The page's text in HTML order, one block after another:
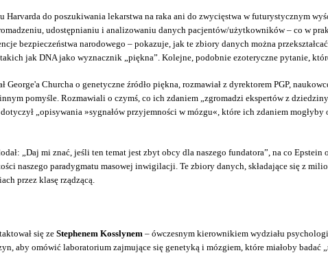
Harvarda do poszukiwania lekarstwa na raka ani do zwycięstwa w futurystycznym
udostępnianiu i analizowaniu danych pacjentów/użytkowników – co w
bezpieczeństwa narodowego – pokazuje, jak te zbiory danych można
jak DNA jako wyznacznik „piękna”. Kolejne, podobnie ezoteryczne pytanie,
Churcha o genetyczne źródło piękna, rozmawiał z dyrektorem PGP,
pomyśle. Rozmawiali o czymś, co ich zdaniem „zgromadzi ekspertów z
„opisywania »sygnałów przyjemności w mózgu«, które ich zdaniem
„Daj mi znać, jeśli ten temat jest zbyt obcy dla naszego fundatora”, na co
naszego paradygmatu masowej inwigilacji. Te zbiory danych, składające się z
przez klasę rządzącą.
się ze Stephenem Kosslynem – ówczesnym kierownikiem wydziału
aby omówić laboratorium zajmujące się genetyką i mózgiem, które miałoby